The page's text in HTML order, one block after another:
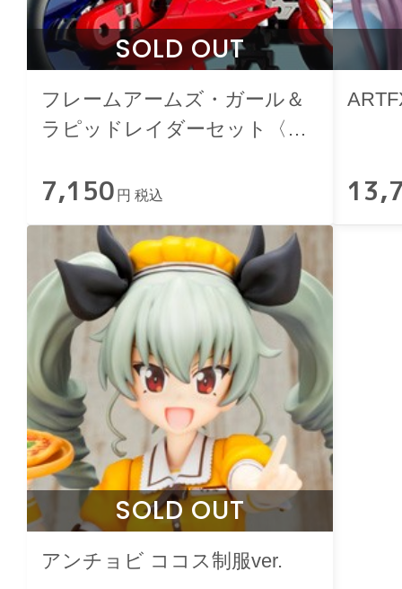
SOLD OUT
フレームアームズ・ガール＆
ラピッドレイダーセット〈フ
7,150 円 税込
SOLD OUT
アンチョビ ココス制服ver.